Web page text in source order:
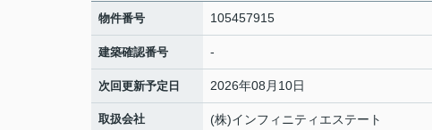
物件番号 105457915
建築確認番号 -
次回更新予定日 2026年08月10日
取扱会社
(株)インフィニティエステート